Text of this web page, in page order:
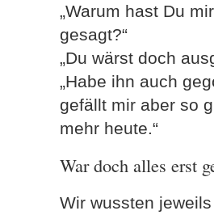
„Warum hast Du
gesagt?“
„Du wärst doch
„Habe ihn auch
gefällt mir aber so
mehr heute.“
War doch alles erst
Wir wussten